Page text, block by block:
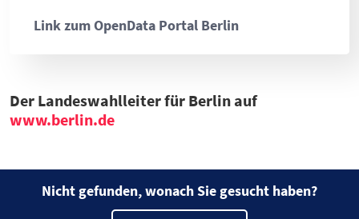
Link zum OpenData Portal Berlin
Der Landeswahlleiter für Berlin auf
www.berlin.de
Nicht gefunden, wonach Sie gesucht haben?